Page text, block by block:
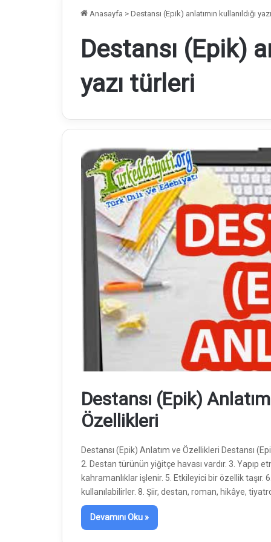
Anasayfa > Destansı (Epik) anlatımın kullanıldığı
Destansı (Epik)
yazı türleri
Destansı (Epik)
Özellikleri
Destansı (Epik) Anlatım ve Özellikleri Destansı
2. Destan türünün yiğitçe havası vardır. 3. Yapıp
kahramanlıklar işlenir. 5. Etkileyici bir özellik
kullanılabilirler. 8. Şiir, destan, roman, hikâye,
Devamını Oku »